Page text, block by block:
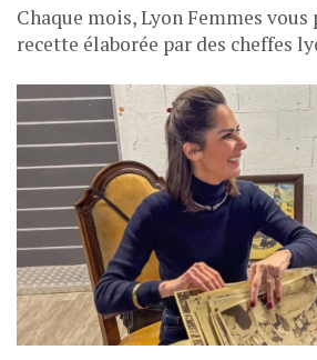
Chaque mois, Lyon Femmes vous
recette élaborée par des cheffes